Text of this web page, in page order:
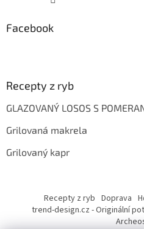
Facebook
Recepty z ryb
GLAZOVANÝ LOSOS S
Grilovaná makrela
Grilovaný kapr
Recepty z ryb Doprava
trend-design.cz - Originální